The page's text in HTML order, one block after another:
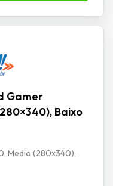
Gamer
Baixo
Medio (280x340),